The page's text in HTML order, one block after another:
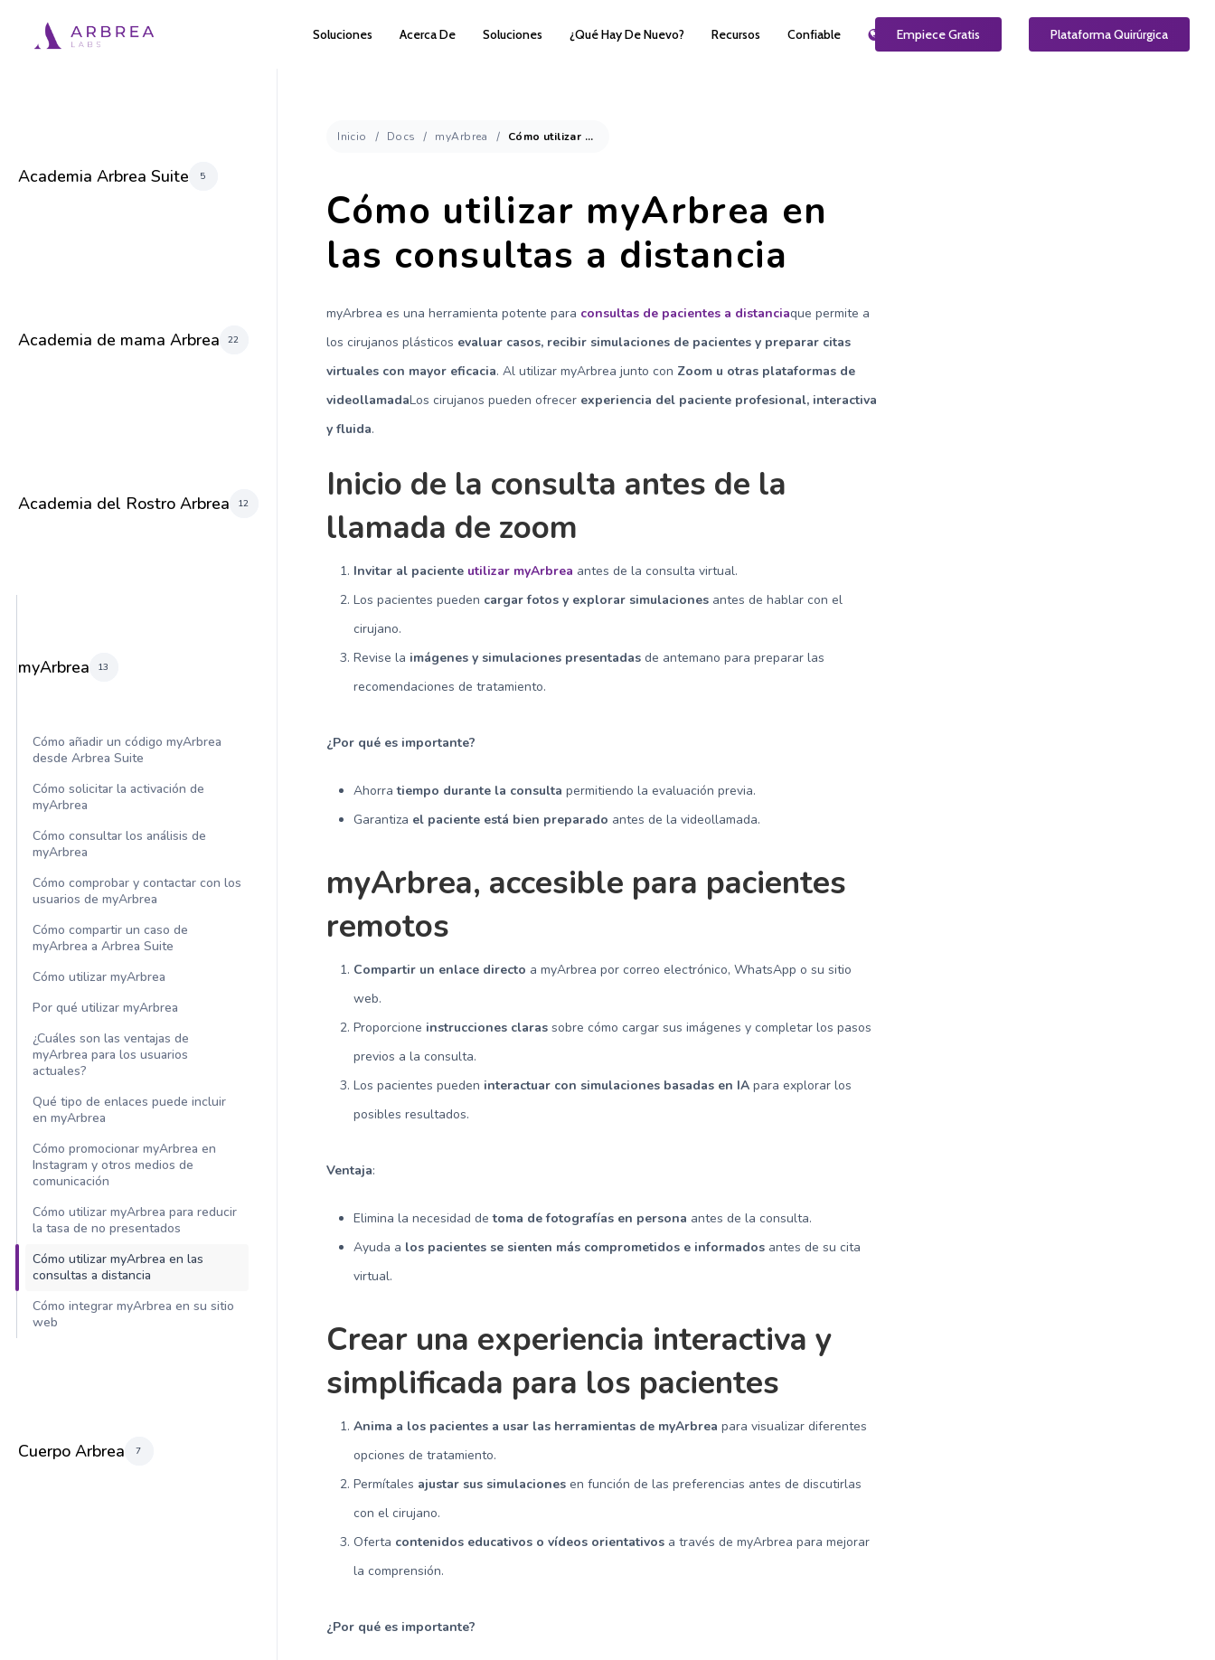
Soluciones Acerca De Soluciones ¿Qué Hay De Nuevo? Recursos Confiable ES
Empiece Gratis Plataforma Quirúrgica
Academia Arbrea Suite 5
Academia de mama Arbrea 22
Academia del Rostro Arbrea 12
myArbrea 13
Cómo añadir un código myArbrea
desde Arbrea Suite
Cómo solicitar la activación de
myArbrea
Cómo consultar los análisis de
myArbrea
Cómo comprobar y contactar con los
usuarios de myArbrea
Cómo compartir un caso de
myArbrea a Arbrea Suite
Cómo utilizar myArbrea
Por qué utilizar myArbrea
¿Cuáles son las ventajas de
myArbrea para los usuarios
actuales?
Qué tipo de enlaces puede incluir
en myArbrea
Cómo promocionar myArbrea en
Instagram y otros medios de
comunicación
Cómo utilizar myArbrea para reducir
la tasa de no presentados
Cómo utilizar myArbrea en las
consultas a distancia
Cómo integrar myArbrea en su sitio
web
Cuerpo Arbrea 7
Inicio Docs myArbrea Cómo utilizar myArbrea en las consultas a distancia
Cómo utilizar myArbrea en
las consultas a distancia
myArbrea es una herramienta potente para consultas de pacientes a distanciaque permite a
los cirujanos plásticos evaluar casos, recibir simulaciones de pacientes y preparar citas
virtuales con mayor eficacia. Al utilizar myArbrea junto con Zoom u otras plataformas de
videollamadaLos cirujanos pueden ofrecer experiencia del paciente profesional, interactiva
y fluida.
Inicio de la consulta antes de la
llamada de zoom
Invitar al paciente utilizar myArbrea antes de la consulta virtual.
Los pacientes pueden cargar fotos y explorar simulaciones antes de hablar con el
cirujano.
Revise la imágenes y simulaciones presentadas de antemano para preparar las
recomendaciones de tratamiento.
¿Por qué es importante?
Ahorratiempo durante la consulta permitiendo la evaluación previa.
Garantiza el paciente está bien preparado antes de la videollamada.
myArbrea, accesible para pacientes
remotos
Compartir un enlace directo a myArbrea por correo electrónico, WhatsApp o su sitio
web.
Proporcione instrucciones claras sobre cómo cargar sus imágenes y completar los pasos
previos a la consulta.
Los pacientes pueden interactuar con simulaciones basadas en IA para explorar los
posibles resultados.
Ventaja:
Elimina la necesidad detoma de fotografías en persona antes de la consulta.
Ayuda a los pacientes se sienten más comprometidos e informados antes de su cita
virtual.
Crear una experiencia interactiva y
simplificada para los pacientes
Anima a los pacientes a usar las herramientas de myArbrea para visualizar diferentes
opciones de tratamiento.
Permítales ajustar sus simulaciones en función de las preferencias antes de discutirlas
con el cirujano.
Oferta contenidos educativos o vídeos orientativos a través de myArbrea para mejorar
la comprensión.
¿Por qué es importante?